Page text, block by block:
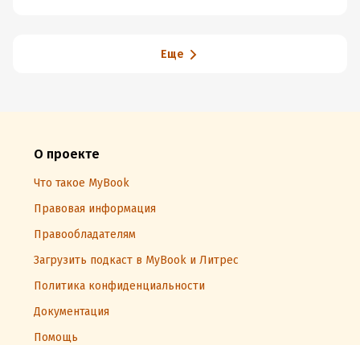
Еще
О проекте
Что такое MyBook
Правовая информация
Правообладателям
Загрузить подкаст в MyBook и Литрес
Политика конфиденциальности
Документация
Помощь